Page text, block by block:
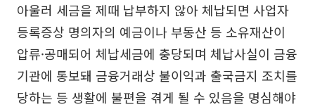
아울러 세금을 제때 납부하지 않아 체납되면 사업자
등록증상 명의자의 예금이나 부동산 등 소유재산이
압류·공매되어 체납세금에 충당되며 체납사실이 금융
기관에 통보돼 금융거래상 불이익과 출국금지 조치를
당하는 등 생활에 불편을 겪게 될 수 있음을 명심해야